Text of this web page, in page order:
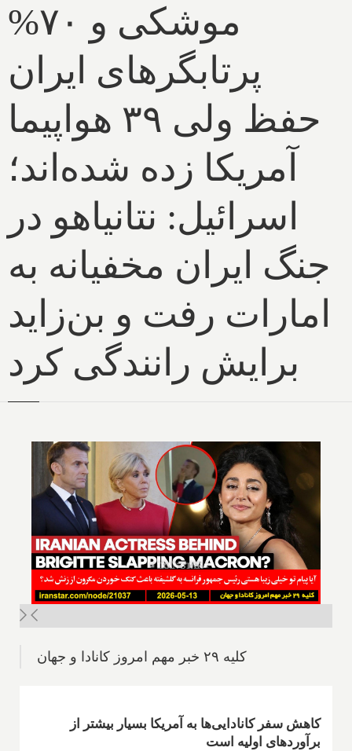
موشکی و ۷۰%
پرتابگرهای ایران
حفظ ولی ۳۹ هواپیما
آمریکا زده شده‌اند؛
اسرائیل: نتانیاهو در
جنگ ایران مخفیانه به
امارات رفت و بن‌زاید
برایش رانندگی کرد
کلیه ۲۹ خبر مهم امروز کانادا و جهان
کاهش سفر کانادایی‌ها به آمریکا بسیار بیشتر از
برآوردهای اولیه است